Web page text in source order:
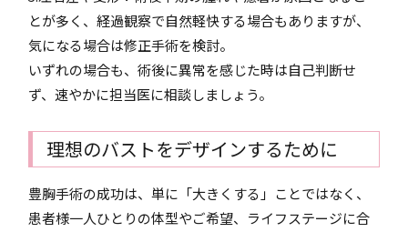
とが多く、経過観察で自然軽快する場合もありますが、
気になる場合は修正手術を検討。
いずれの場合も、術後に異常を感じた時は自己判断せ
ず、速やかに担当医に相談しましょう。
理想のバストをデザインするために
豊胸手術の成功は、単に「大きくする」ことではなく、
患者様一人ひとりの体型やご希望、ライフステージに合